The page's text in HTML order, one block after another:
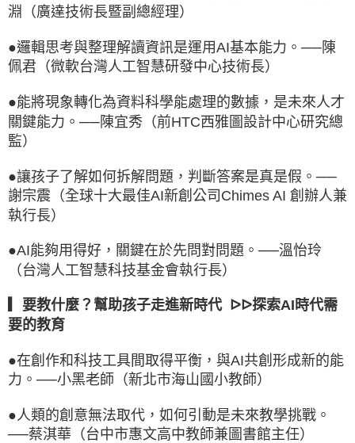
淵（廣達技術長暨副總經理）
●邏輯思考與整理解讀資訊是運用AI基本能力。──陳
佩君（微軟台灣人工智慧研發中心技術長）
●能將現象轉化為資料科學能處理的數據，是未來人才
關鍵能力。──陳宜秀（前HTC西雅圖設計中心研究總
監）
●讓孩子了解如何拆解問題，判斷答案是真是假。──
謝宗震（全球十大最佳AI新創公司Chimes AI 創辦人兼
執行長）
●AI能夠用得好，關鍵在於先問對問題。──溫怡玲
（台灣人工智慧科技基金會執行長）
▎要教什麼？幫助孩子走進新時代 ᐅᐅ探索AI時代需
要的教育
●在創作和科技工具間取得平衡，與AI共創形成新的能
力。──小黑老師（新北市海山國小教師）
●人類的創意無法取代，如何引動是未來教學挑戰。
──蔡淇華（台中市惠文高中教師兼圖書館主任）